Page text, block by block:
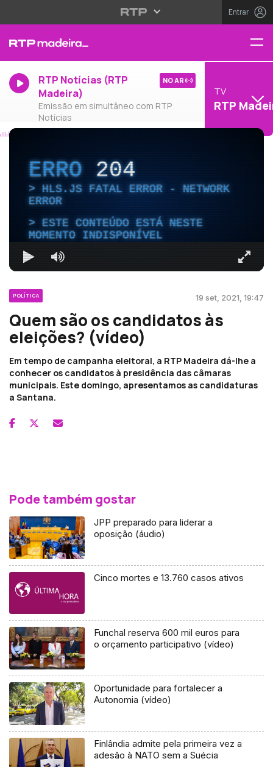
Entrar
RTP Notícias (RTP
Madeira)
Emissão em simultâneo com RTP
Notícias
NO AR
TV
RTP
ERRO204
HLS.JS FATAL ERROR - NETWORK
ERROR
ESTE CONTEÚDO ESTÁ NESTE
MOMENTO INDISPONÍVEL
POLÍTICA 19 set, 2021, 19:47
Quem são os candidatos às
eleições? (vídeo)
Em tempo de campanha eleitoral, a RTP Madeira dá-lhe a
conhecer os candidatos à presidência das câmaras
municipais. Este domingo, apresentamos as candidaturas
a Santana.
Pode também gostar
JPP preparado para liderar a
oposição (áudio)
Cinco mortes e 13.760 casos ativos
Funchal reserva 600 mil euros para
o orçamento participativo (vídeo)
Oportunidade para fortalecer a
Autonomia (vídeo)
Finlândia admite pela primeira vez a
adesão à NATO sem a Suécia